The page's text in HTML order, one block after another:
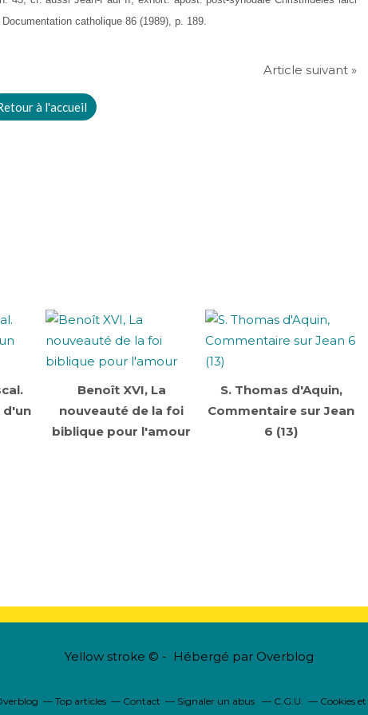
catholique 86 (1989), p. 189.
Article suivant »
à l'accueil
d'un
Benoît XVI, La
nouveauté de la foi
biblique pour l'amour
S. Thomas d'Aquin,
Commentaire sur Jean
6 (13)
Yellow stroke © - Hébergé par Overblog
Top articles Contact Signaler un abus C.G.U. Cookies